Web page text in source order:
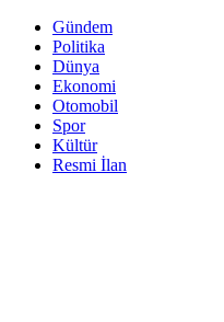
Gündem
Politika
Dünya
Ekonomi
Otomobil
Spor
Kültür
Resmi İlan